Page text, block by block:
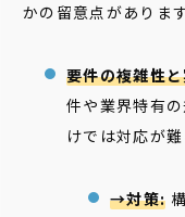
かの留意点があります
要件の複雑性
件や業界特有
けでは対応が
→対策: